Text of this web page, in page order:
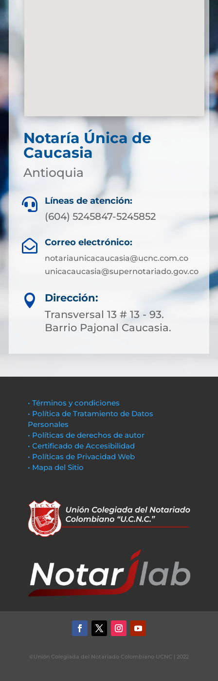
Notaría Única de
Caucasia
Antioquia
 Líneas de atención:
(604) 5245847-5245852
 Correo electrónico:
notariaunicacaucasia@ucnc.com.co
unicacaucasia@supernotariado.gov.co

Dirección:
Transversal 13 # 13 - 93.
Barrio Pajonal Caucasia.
• Términos y condiciones
• Política de Tratamiento de Datos
Personales
• Políticas de derechos de autor
• Certificado de Accesibilidad
• Políticas de Privacidad Web
• Mapa del Sitio
©Unión Colegiada del Notariado Colombiano UCNC | 2022